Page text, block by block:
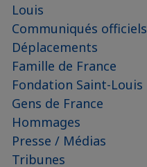
Louis
Communiqués officiels
Déplacements
Famille de France
Fondation Saint-Louis
Gens de France
Hommages
Presse / Médias
Tribunes